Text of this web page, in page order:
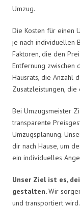
Umzug.
Die Kosten für einen
je nach individuellen
Faktoren, die den
Entfernung zwischen
Hausrats, die Anzahl
Zusatzleistungen, die
Bei Umzugsmeister
transparente
Umzugsplanung.
dir nach Hause, um
ein individuelles
Unser Ziel ist es,
gestalten.Wir
und transportiert